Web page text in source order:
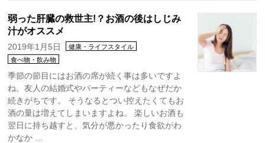
弱った肝臓の救世主!？お酒の後はしじみ
汁がオススメ
2019年1月5日
健康・ライフスタイル
食べ物・飲み物
季節の節目にはお酒の席が続く事は多いですよ
ね。友人の結婚式やパーティーなどもなぜだか
続きがちです。 そうなるとつい控えたくてもお
酒の量は増えてしまいますよね。 楽しいお酒も
翌日に持ち越すと、気分が悪かったり食欲がわ
かなか …